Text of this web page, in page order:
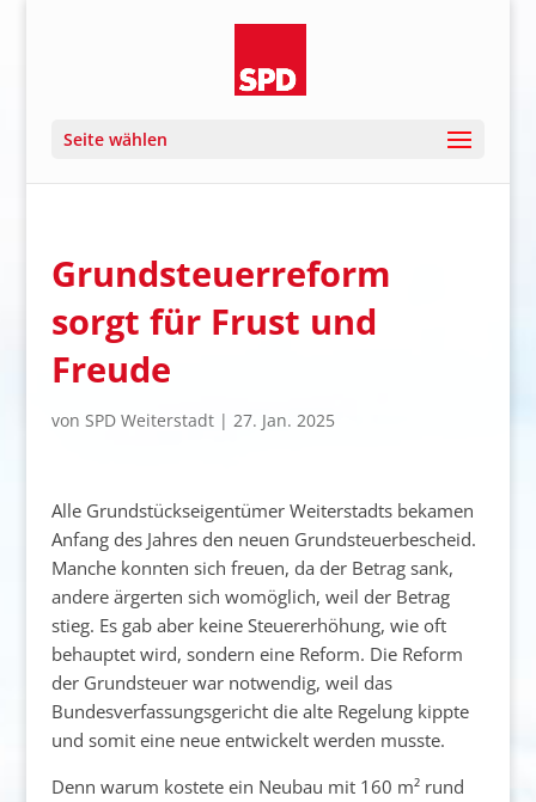
Seite wählen
Grundsteuerreform
sorgt für Frust und
Freude
von SPD Weiterstadt| 27. Jan. 2025
Alle Grundstückseigentümer Weiterstadts bekamen
Anfang des Jahres den neuen Grundsteuerbescheid.
Manche konnten sich freuen, da der Betrag sank,
andere ärgerten sich womöglich, weil der Betrag
stieg. Es gab aber keine Steuererhöhung, wie oft
behauptet wird, sondern eine Reform. Die Reform
der Grundsteuer war notwendig, weil das
Bundesverfassungsgericht die alte Regelung kippte
und somit eine neue entwickelt werden musste.
Denn warum kostete ein Neubau mit 160 m² rund